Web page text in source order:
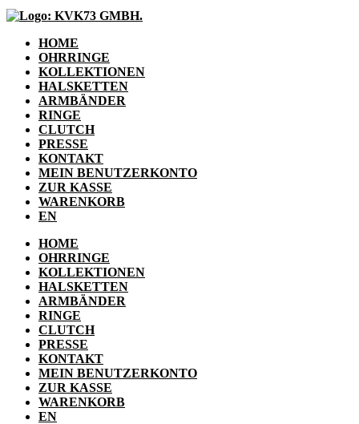
HOME
OHRRINGE
KOLLEKTIONEN
HALSKETTEN
ARMBÄNDER
RINGE
CLUTCH
PRESSE
KONTAKT
MEIN BENUTZERKONTO
ZUR KASSE
WARENKORB
EN
HOME
OHRRINGE
KOLLEKTIONEN
HALSKETTEN
ARMBÄNDER
RINGE
CLUTCH
PRESSE
KONTAKT
MEIN BENUTZERKONTO
ZUR KASSE
WARENKORB
EN